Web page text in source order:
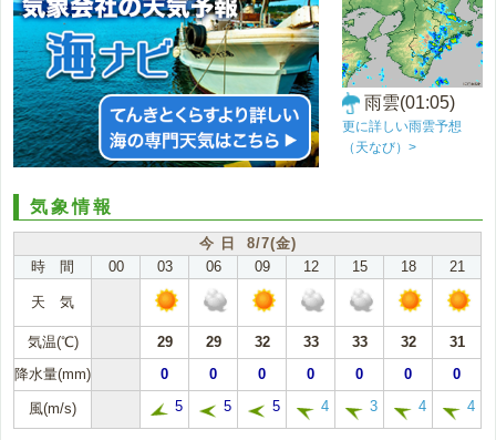
雨雲(01:05)
更に詳しい雨雲予想
（天なび）>
気象情報
今 日 8/7(金)
時 間
00 03 06 09 12 15 18 21
天 気
気温(℃) 29 29 32 33 33 32
31
降水量(mm)
0 0 0 0 0 0 0
風(m/s) 5 5 5 4 3 4 4